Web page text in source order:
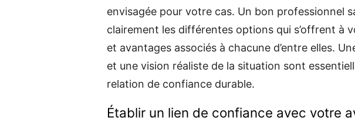
envisagée pour votre cas. Un bon professionnel
clairement les différentes options qui s’offrent à
et avantages associés à chacune d’entre elles.
et une vision réaliste de la situation sont
relation de confiance durable.
Établir un lien de confiance avec votre